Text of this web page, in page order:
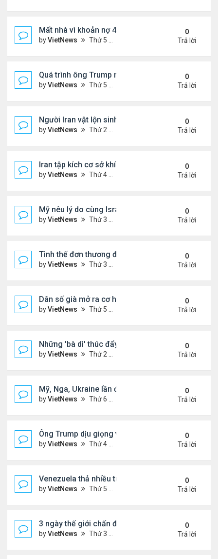
Mất nhà vì khoản nợ 400 USD với ban quản trị khu
byVietNews Thứ 5 Tháng 4 23, 2026 4:30 pm
0
Trả lời
Quá trình ông Trump ra quyết định tấn công Iran
byVietNews Thứ 5 Tháng 4 09, 2026 5:43 pm
0
Trả lời
Người Iran vật lộn sinh tồn giữa chiến sự
byVietNews Thứ 2 Tháng 3 30, 2026 4:55 pm
0
Trả lời
Iran tập kích cơ sở khí LNG lớn nhất thế giới ở
byVietNews Thứ 4 Tháng 3 18, 2026 5:56 pm
0
Trả lời
Mỹ nêu lý do cùng Israel không kích Iran
byVietNews Thứ 3 Tháng 3 03, 2026 6:39 pm
0
Trả lời
Tình thế đơn thương độc mã của Iran trước sức
byVietNews Thứ 3 Tháng 2 24, 2026 6:01 pm
0
Trả lời
Dân số già mở ra cơ hội hợp tác cho Trung - Hàn
byVietNews Thứ 5 Tháng 2 19, 2026 6:00 pm
0
Trả lời
Những 'bà dì' thúc đẩy cơn sốt mua vàng ở Trung
byVietNews Thứ 2 Tháng 2 09, 2026 4:53 pm
0
Trả lời
Mỹ, Nga, Ukraine lần đầu họp trực tiếp để bàn kế
byVietNews Thứ 6 Tháng 1 23, 2026 4:44 pm
0
Trả lời
Ông Trump dịu giọng về Greenland
byVietNews Thứ 4 Tháng 1 14, 2026 5:26 pm
0
Trả lời
Venezuela thả nhiều tù nhân giữa sức ép từ Mỹ
byVietNews Thứ 5 Tháng 1 08, 2026 5:39 pm
0
Trả lời
3 ngày thế giới chấn động vì vụ Mỹ bắt Tổng
byVietNews Thứ 3 Tháng 1 06, 2026 4:43 pm
0
Trả lời